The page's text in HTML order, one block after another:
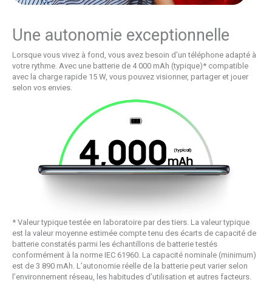
Une autonomie exceptionnelle
Lorsque vous vivez à fond, vous avez besoin d'un téléphone adapté à
votre rythme. Avec une batterie de 4 000 mAh (typique)* compatible
avec la charge rapide 15 W, vous pouvez visionner, partager et jouer
selon vos envies.
* Valeur typique testée en laboratoire par des tiers. La valeur typique
est la valeur moyenne estimée compte tenu des écarts de capacité de
batterie constatés parmi les échantillons de batterie testés
conformément à la norme IEC 61960. La capacité nominale (minimum)
est de 3 890 mAh. L’autonomie réelle de la batterie peut varier selon
l’environnement réseau, les habitudes d’utilisation et autres facteurs.